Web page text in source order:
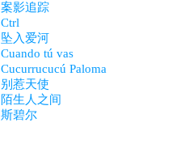
案影追踪
Ctrl
坠入爱河
Cuando tú vas
Cucurrucucú Paloma
别惹天使
陌生人之间
斯碧尔